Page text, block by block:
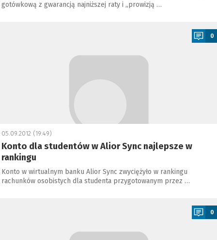
gotówkową z gwarancją najniższej raty i „prowizją …
0
05.09.2012 (19:49)
Konto dla studentów w Alior Sync najlepsze w
rankingu
Konto w wirtualnym banku Alior Sync zwyciężyło w rankingu
rachunków osobistych dla studenta przygotowanym przez …
0